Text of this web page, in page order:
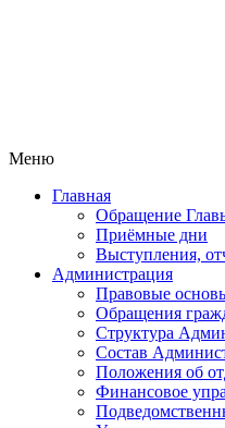
Меню
Главная
Обращение
Приёмные дни
Выступления,
Администрация
Правовые
Обращения
Структура
Состав
Положения об
Финансовое